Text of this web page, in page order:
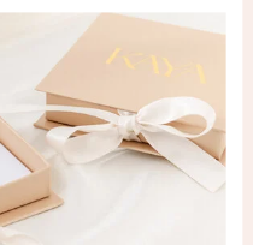
klantenservice@kayasierade
KAYA Sieraden
Over ons
Samenwerken?